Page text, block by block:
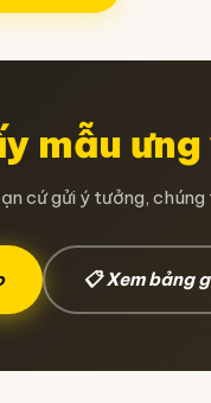
mẫu ưng
cứ gửi ý tưởng, chúng
📋 Xem bảng